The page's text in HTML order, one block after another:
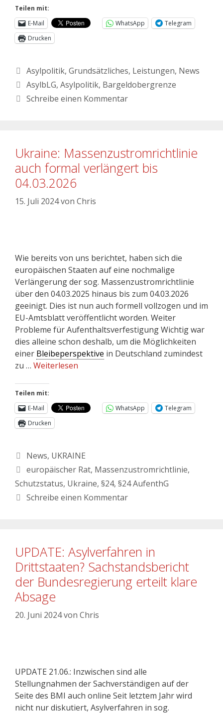
Teilen mit:
E-Mail
WhatsApp
Telegram
Drucken
Asylpolitik, Grundsätzliches, Leistungen, News
AsylbLG, Asylpolitik, Bargeldobergrenze
Schreibe einen Kommentar
Ukraine: Massenzustromrichtlinie
auch formal verlängert bis
04.03.2026
15. Juli 2024von Chris
Wie bereits von uns berichtet, haben sich die
europäischen Staaten auf eine nochmalige
Verlängerung der sog. Massenzustromrichtlinie
über den 04.03.2025 hinaus bis zum 04.03.2026
geeinigt. Dies ist nun auch formell vollzogen und im
EU-Amtsblatt veröffentlicht worden. Weiter
Probleme für Aufenthaltsverfestigung Wichtig war
dies alleine schon deshalb, um die Möglichkeiten
einer Bleibeperspektive in Deutschland zumindest
zu … Weiterlesen
Teilen mit:
E-Mail
WhatsApp
Telegram
Drucken
News, UKRAINE
europäischer Rat, Massenzustromrichtlinie,
Schutzstatus, Ukraine, §24, §24 AufenthG
Schreibe einen Kommentar
UPDATE: Asylverfahren in
Drittstaaten? Sachstandsbericht
der Bundesregierung erteilt klare
Absage
20. Juni 2024von Chris
UPDATE 21.06.: Inzwischen sind alle
Stellungnahmen der Sachverständigen auf der
Seite des BMI auch online Seit letztem Jahr wird
nicht nur diskutiert, Asylverfahren in sog.